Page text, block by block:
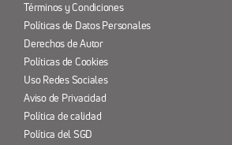
Términos y Condiciones
Políticas de Datos Personales
Derechos de Autor
Políticas de Cookies
Uso Redes Sociales
Aviso de Privacidad
Política de calidad
Política del SGD